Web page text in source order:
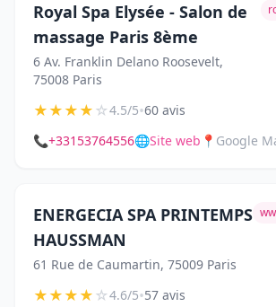
Royal Spa Elysée - Salon de
massage Paris 8ème
6 Av. Franklin Delano Roosevelt,
75008 Paris
★★★★☆4.5/5•60 avis
📞+33153764556🌐Site web 📍 Google
ENERGECIA SPA PRINTEMPS
HAUSSMAN
61 Rue de Caumartin, 75009 Paris
★★★★☆4.6/5•57 avis